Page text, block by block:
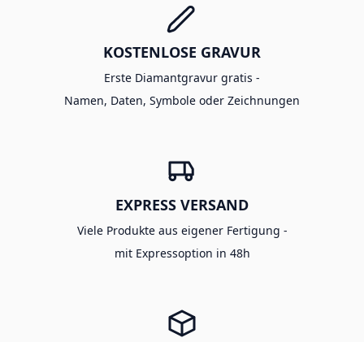
KOSTENLOSE GRAVUR
Erste Diamantgravur gratis -
Namen, Daten, Symbole oder Zeichnungen
EXPRESS VERSAND
Viele Produkte aus eigener Fertigung -
mit Expressoption in 48h